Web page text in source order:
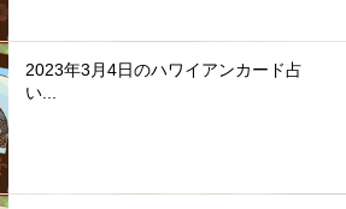
2023年3月4日のハワイアンカード占
い...